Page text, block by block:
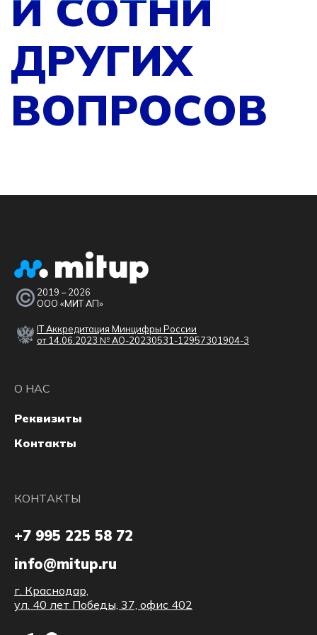
ДРУГИХ
ВОПРОСОВ
2019 – 2026
ООО «МИТ АП»
IT Аккредитация Минцифры России
от 14.06.2023 № АО-20230531-12957301904-3
КОНТАКТЫ
+7 995 225 58 72
info@mitup.ru
г. Краснодар,
ул. 40 лет Победы, 37, офис 402
О НАС
Реквизиты
Контакты